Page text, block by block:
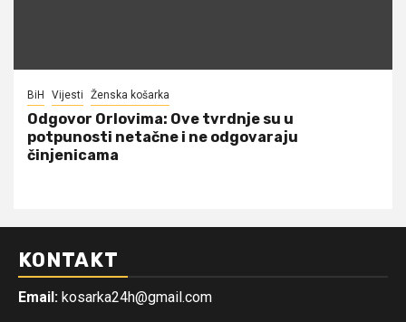
BiH Vijesti Ženska košarka
Odgovor Orlovima: ​Ove tvrdnje su u
potpunosti netačne i ne odgovaraju
činjenicama
KONTAKT
Email: kosarka24h@gmail.com